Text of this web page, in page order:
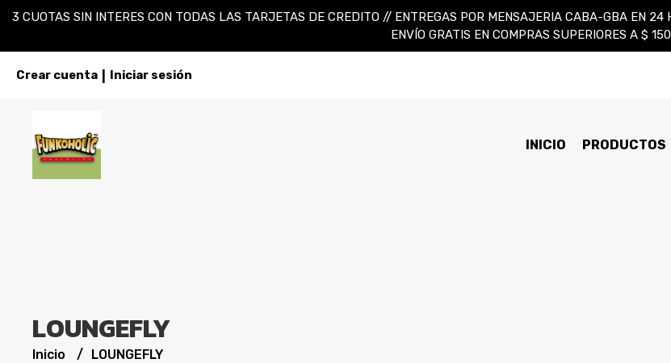
3 CUOTAS SIN INTERES CON TODAS LAS TARJETAS DE CREDITO // ENTREGAS POR MENSAJERIA CABA-GBA EN
ENVÍO GRATIS EN COMPRAS SUPERIORES A $
Crear cuenta Iniciar sesión
INICIO PRODUCTOS
LOUNGEFLY
Inicio LOUNGEFLY